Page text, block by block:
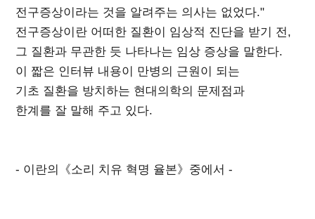
전구증상이라는 것을 알려주는 의사는 없었다."
전구증상이란 어떠한 질환이 임상적 진단을 받기 전,
그 질환과 무관한 듯 나타나는 임상 증상을 말한다.
이 짧은 인터뷰 내용이 만병의 근원이 되는
기초 질환을 방치하는 현대의학의 문제점과
한계를 잘 말해 주고 있다.
- 이란의《소리 치유 혁명 율본》중에서 -